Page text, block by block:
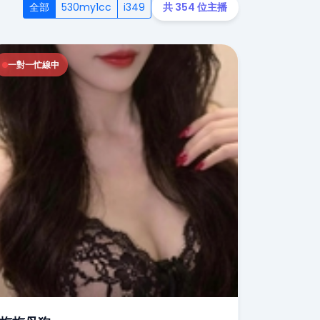
全部 530my1cc i349 共 354 位主播
一對一忙線中